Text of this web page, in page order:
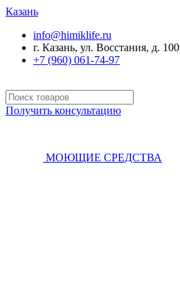
Казань
info@himiklife.ru
г. Казань, ул. Восстания, д. 100
+7 (960) 061-74-97
Получить консультацию
МОЮЩИЕ СРЕДСТВА